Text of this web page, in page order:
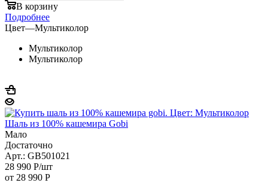
В корзину
Подробнее
Цвет—Мультиколор
Мультиколор
Мультиколор
Шаль из 100% кашемира Gobi
Мало
Достаточно
Арт.: GB501021
28 990 Р/шт
от 28 990 Р